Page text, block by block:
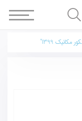
1399”